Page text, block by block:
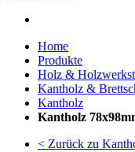
Home
Produkte
Holz &
Kantholz &
Kantholz
Kantholz
< Zurück zu